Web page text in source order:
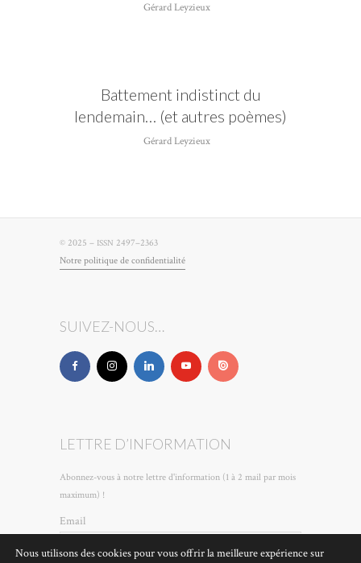
Gérard Leyzieux
Battement indistinct du
lendemain… (et autres poèmes)
Gérard Leyzieux
© 2025 – ISSN 2497–2363
Notre poli­tique de confidentialité
SUIVEZ-NOUS…
LETTRE D’INFORMATION
Abonnez-vous à notre lettre d'information (1 à 2 mail par mois
maximum) !
Email
Nous utilisons des cookies pour vous offrir la meilleure expérience sur